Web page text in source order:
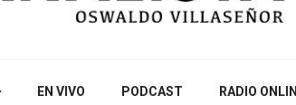
EN VIVO PODCAST RADIO